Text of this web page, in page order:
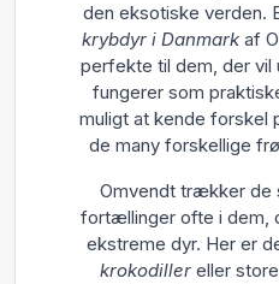
den eksotiske verden.
krybdyr i Danmarkaf
perfekte til dem, der vil
fungerer som
muligt at kende forskel
de many forskellige
Omvendt trækker de
fortællinger ofte i dem,
ekstreme dyr. Her er
krokodiller eller